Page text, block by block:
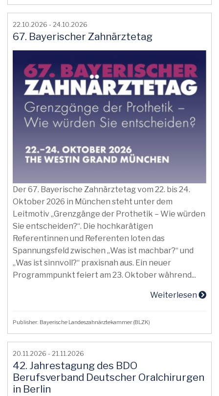
22.10.2026 - 24.10.2026
67. Bayerischer Zahnärztetag
Der 67. Bayerische Zahnärztetag vom 22. bis 24.
Oktober 2026 in München steht unter dem
Leitmotiv „Grenzgänge der Prothetik – Wie würden
Sie entscheiden?“. Die hochkarätigen
Referentinnen und Referenten loten das
Spannungsfeld zwischen „Was ist machbar?“ und
„Was ist sinnvoll?“ praxisnah aus. Ein neuer
Programmpunkt feiert am 23. Oktober während...
Weiterlesen
Publisher: Bayerische Landeszahnärztekammer (BLZK)
20.11.2026 - 21.11.2026
42. Jahrestagung des BDO
Berufsverband Deutscher Oralchirurgen
in Berlin